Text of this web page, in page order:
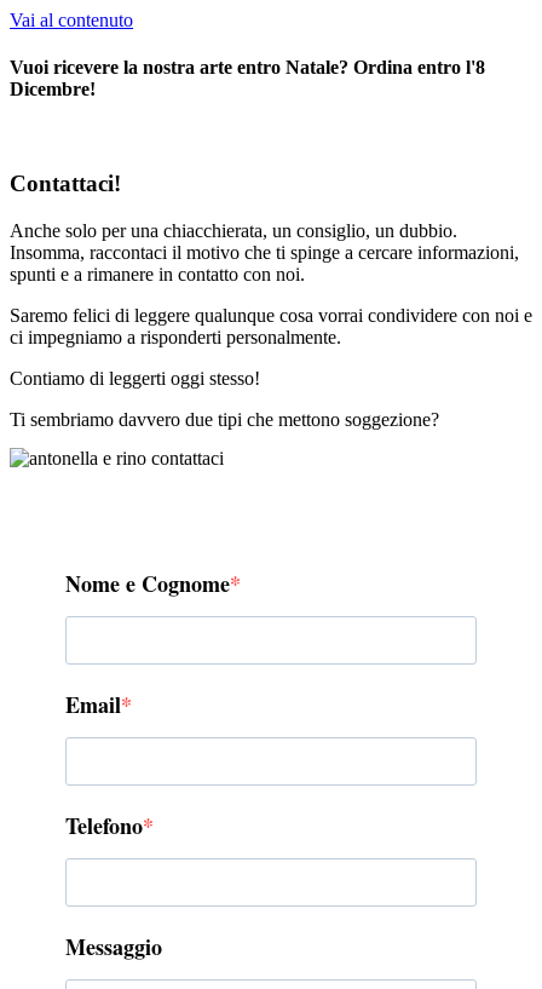
Vai al contenuto
Vuoi ricevere la nostra arte entro Natale? Ordina entro l'8
Dicembre!
Contattaci!
Anche solo per una chiacchierata, un consiglio, un dubbio.
Insomma, raccontaci il motivo che ti spinge a cercare informazioni,
spunti e a rimanere in contatto con noi.
Saremo felici di leggere qualunque cosa vorrai condividere con noi e
ci impegniamo a risponderti personalmente.
Contiamo di leggerti oggi stesso!
Ti sembriamo davvero due tipi che mettono soggezione?